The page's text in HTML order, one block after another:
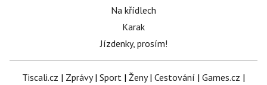
Na křídlech
Karak
Jízdenky, prosím!
Tiscali.cz | Zprávy| Sport | Ženy| Cestování | Games.cz |